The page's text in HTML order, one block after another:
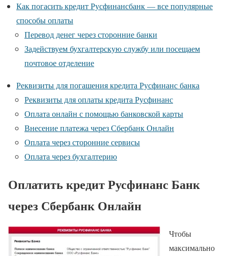
Как погасить кредит Русфинансбанк — все популярные
способы оплаты
Перевод денег через сторонние банки
Задействуем бухгалтерскую службу или посещаем
почтовое отделение
Реквизиты для погашения кредита Русфинанс банка
Реквизиты для оплаты кредита Русфинанс
Оплата онлайн с помощью банковской карты
Внесение платежа через Сбербанк Онлайн
Оплата через сторонние сервисы
Оплата через бухгалтерию
Оплатить кредит Русфинанс Банк
через Сбербанк Онлайн
Чтобы
максимально